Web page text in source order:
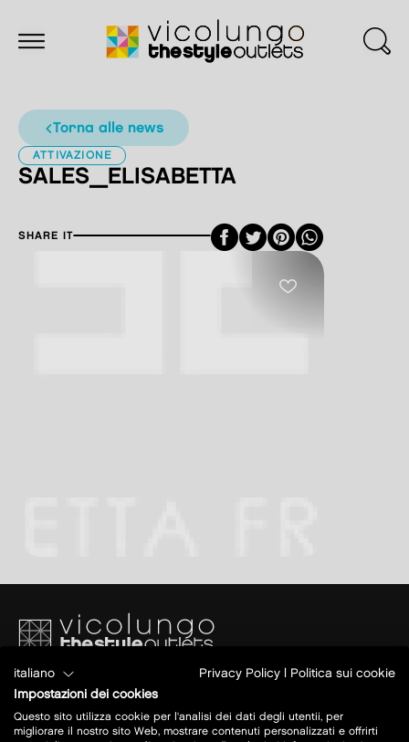
torna alle news
ATTIVAZIONE
SALES_ELISABETTA
SHARE IT Facebook
Twitter
Pinterest
Piazza S. Caterina
Ang.Via Papa Giovanni XXIII
28060 Vicolungo (NO)
italiano Privacy Policy
Politica sui cookie
Impostazioni dei cookies
Questo sito utilizza cookie per l'analisi dei dati degli utentii, per
migliorare il nostro sito Web, mostrare contenuti personalizzati e offrirti